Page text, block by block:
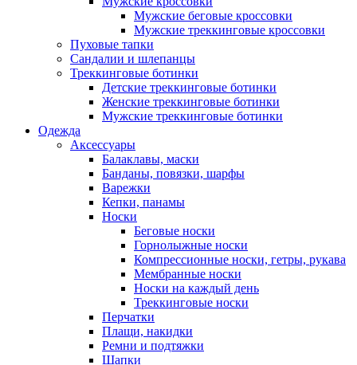
Мужские беговые кроссовки
Мужские треккинговые кроссовки
Пуховые тапки
Сандалии и шлепанцы
Треккинговые ботинки
Детские треккинговые ботинки
Женские треккинговые ботинки
Мужские треккинговые ботинки
Одежда
Аксессуары
Балаклавы, маски
Банданы, повязки, шарфы
Варежки
Кепки, панамы
Носки
Беговые носки
Горнолыжные носки
Компрессионные носки, гетры, рукава
Мембранные носки
Носки на каждый день
Треккинговые носки
Перчатки
Плащи, накидки
Ремни и подтяжки
Шапки